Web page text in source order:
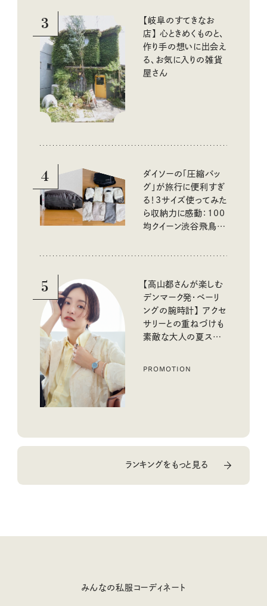
3
【岐阜のすてきなお
店】 心ときめくものと、
作り手の想いに出会え
る、お気に入りの雑貨
屋さん
4
ダイソーの「圧縮バッ
グ」が旅行に便利すぎ
る！3サイズ使ってみた
ら収納力に感動：100
均クイーン渋谷飛鳥の
5
【高山都さんが楽しむ
デンマーク発・ベーリ
ングの腕時計】 アクセ
サリーとの重ねづけも
素敵な大人の夏スタイ
PROMOTION
ランキングをもっと見る
みんなの私服コーディネート